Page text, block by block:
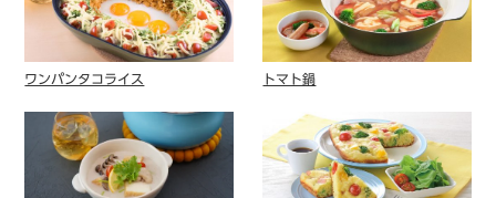
ワンパンタコライス トマト鍋